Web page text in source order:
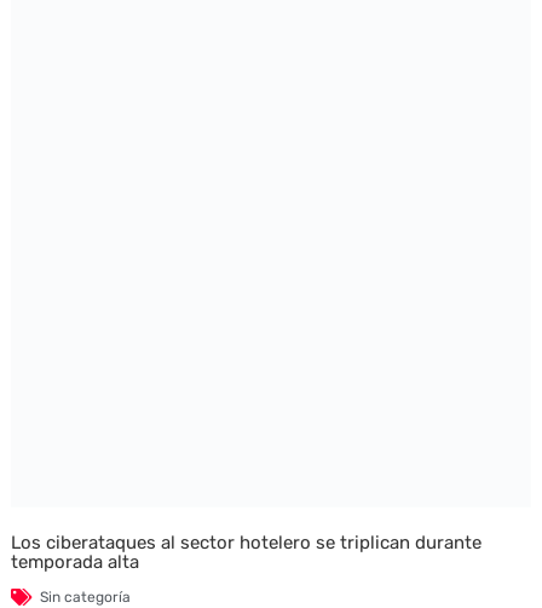
Los ciberataques al sector hotelero se triplican durante
temporada alta
Sin categoría